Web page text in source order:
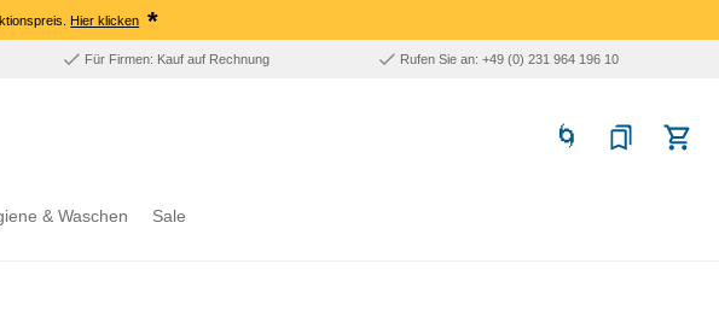
Hier klicken *
Für Firmen: Kauf auf Rechnung Rufen Sie an: +49 (0) 231 964 196 10
& Waschen Sale